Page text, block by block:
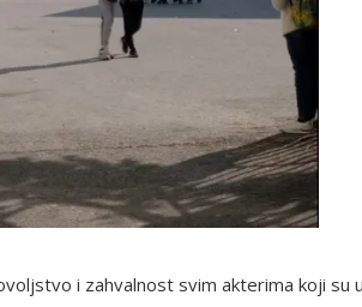
i zahvalnost svim akterima koji su u